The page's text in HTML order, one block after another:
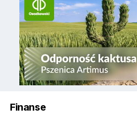
Finanse